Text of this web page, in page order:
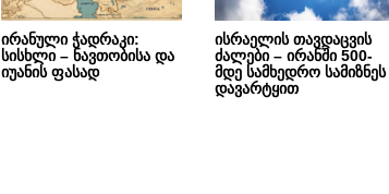
ირანული ჭადრაკი:
სისხლი – ნავთობისა და
იუანის ფასად
ისრაელის თავდაცვის
ძალები – ირანში 500-
მდე სამხედრო სამიზნეს
დავარტყით